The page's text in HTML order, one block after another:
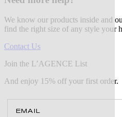
We know our products inside and
find the right size of any style your
Contact Us
Join the L’AGENCE List
And enjoy 15% off your first order.